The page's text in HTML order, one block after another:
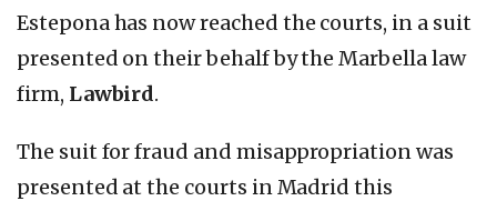
Estepona has now reached the courts, in a suit
presented on their behalf by the Marbella law
firm, Lawbird.
The suit for fraud and misappropriation was
presented at the courts in Madrid this